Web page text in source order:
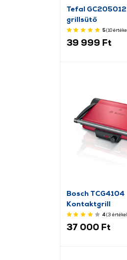
Tefal
grillsütő
5(10
39 999 Ft
Bosch TCG4104
Kontaktgrill
4(3
37 000 Ft